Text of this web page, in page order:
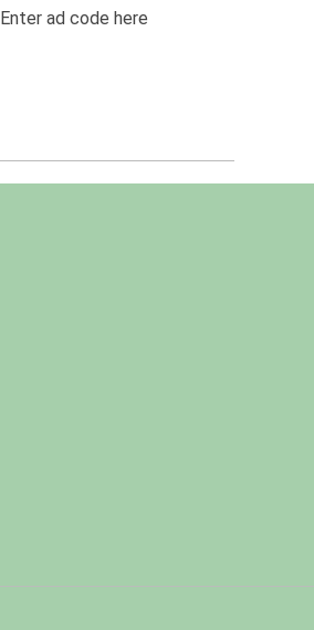
Enter ad code here